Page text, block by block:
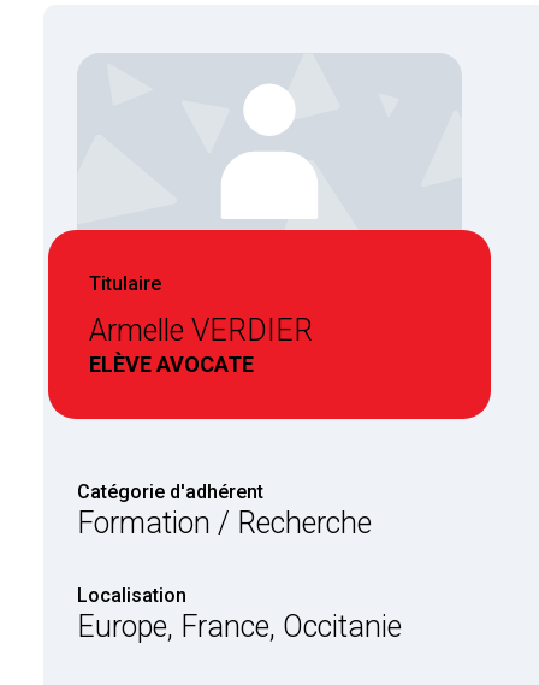
Titulaire
Armelle VERDIER
ELÈVE AVOCATE
Catégorie d'adhérent
Formation / Recherche
Localisation
Europe, France, Occitanie